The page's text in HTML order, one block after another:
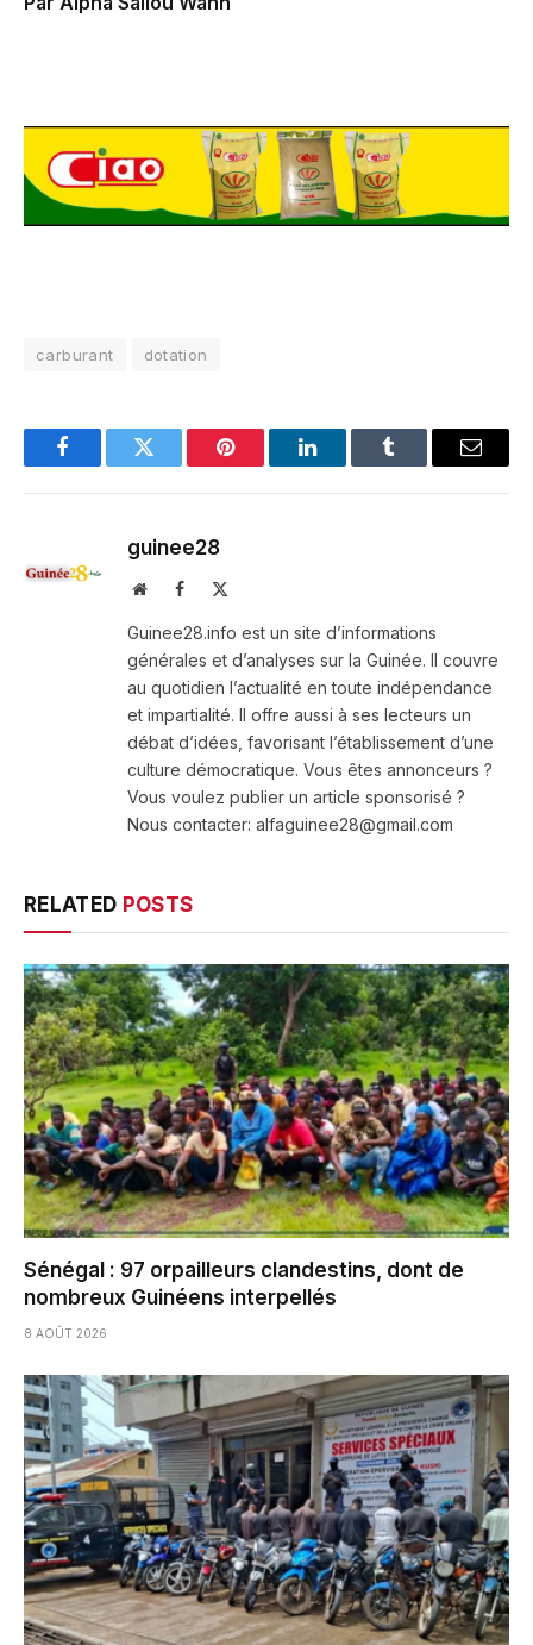
carburant dotation
FacebookTwitter Pinterest LinkedInTumblr Email
guinee28
WebsiteFacebook
Guinee28.info est un site d’informations
générales et d’analyses sur la Guinée. Il couvre
au quotidien l’actualité en toute indépendance
et impartialité. Il offre aussi à ses lecteurs un
débat d’idées, favorisant l’établissement d’une
culture démocratique. Vous êtes annonceurs ?
Vous voulez publier un article sponsorisé ?
Nous contacter: alfaguinee28@gmail.com
RELATED POSTS
Sénégal : 97 orpailleurs clandestins, dont de
nombreux Guinéens interpellés
8 AOÛT 2026